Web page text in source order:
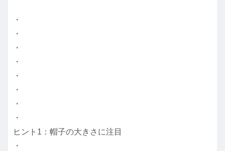
・
・
・
・
・
・
・
・
ヒント1：帽子の大きさに注目
・